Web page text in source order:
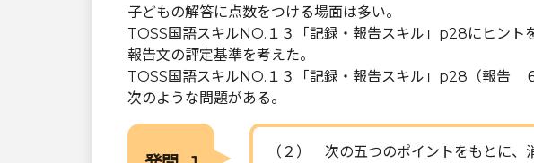
子どもの解答に点数をつける場面は多い。
TOSS国語スキルNO.１３「記録・報告スキル」p28にヒント
報告文の評定基準を考えた。
TOSS国語スキルNO.１３「記録・報告スキル」p28（報告
次のような問題がある。
（２） 次の五つのポイントをもとに、